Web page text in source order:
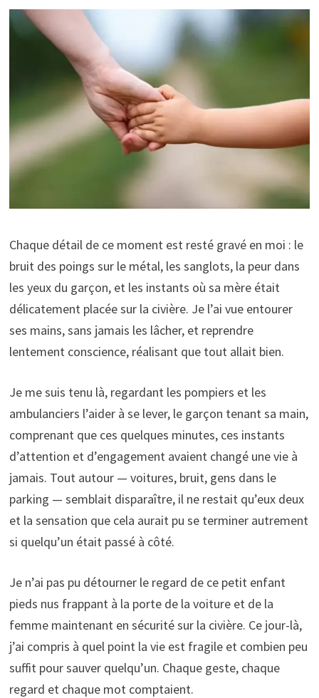
Chaque détail de ce moment est resté gravé en moi : le
bruit des poings sur le métal, les sanglots, la peur dans
les yeux du garçon, et les instants où sa mère était
délicatement placée sur la civière. Je l’ai vue entourer
ses mains, sans jamais les lâcher, et reprendre
lentement conscience, réalisant que tout allait bien.
Je me suis tenu là, regardant les pompiers et les
ambulanciers l’aider à se lever, le garçon tenant sa main,
comprenant que ces quelques minutes, ces instants
d’attention et d’engagement avaient changé une vie à
jamais. Tout autour — voitures, bruit, gens dans le
parking — semblait disparaître, il ne restait qu’eux deux
et la sensation que cela aurait pu se terminer autrement
si quelqu’un était passé à côté.
Je n’ai pas pu détourner le regard de ce petit enfant
pieds nus frappant à la porte de la voiture et de la
femme maintenant en sécurité sur la civière. Ce jour-là,
j’ai compris à quel point la vie est fragile et combien peu
suffit pour sauver quelqu’un. Chaque geste, chaque
regard et chaque mot comptaient.